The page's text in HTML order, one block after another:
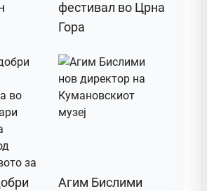
фестивал во Црна
Гора
Агим Бислими